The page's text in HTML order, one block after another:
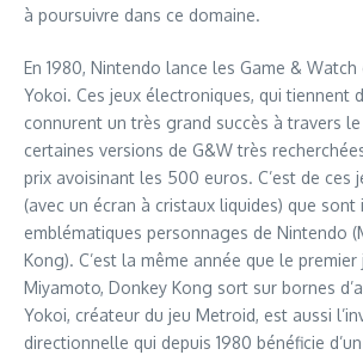
à poursuivre dans ce domaine.
En 1980, Nintendo lance les Game & Watch
Yokoi. Ces jeux électroniques, qui tiennent
connurent un très grand succès à travers
certaines versions de G&W très
prix avoisinant les 500 euros. C’est de ces
(avec un écran à cristaux liquides) que sont
emblématiques personnages de Nintendo
Kong). C’est la même année que le
Miyamoto, Donkey Kong sort sur bornes
Yokoi, créateur du jeu Metroid, est aussi
directionnelle qui depuis 1980 bénéficie